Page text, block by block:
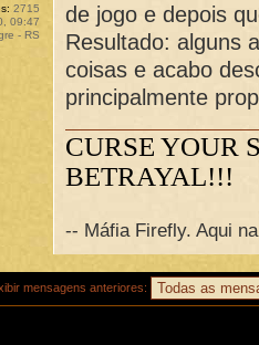
de jogo e depois
Resultado: alguns
coisas e acabo
principalmente
CURSE YOUR
BETRAYAL!!!
-- Máfia Firefly. Aqui
2715
09:47
- RS
mensagens anteriores: